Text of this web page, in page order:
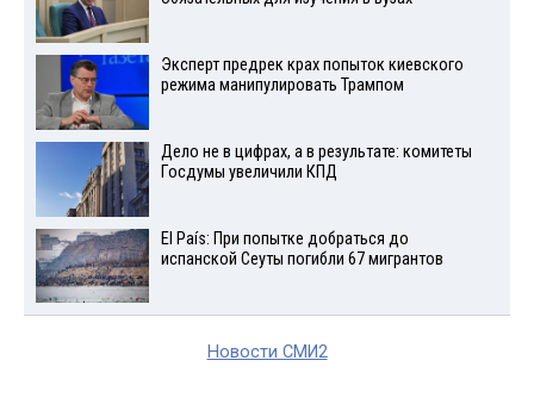
Эксперт предрек крах попыток киевского
режима манипулировать Трампом
Дело не в цифрах, а в результате: комитеты
Госдумы увеличили КПД
El País: При попытке добраться до
испанской Сеуты погибли 67 мигрантов
Новости СМИ2